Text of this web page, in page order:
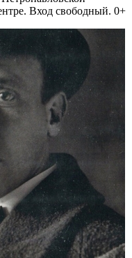
Вход свободный. 0+